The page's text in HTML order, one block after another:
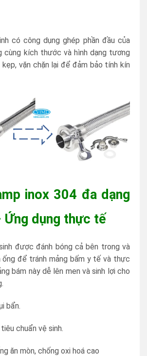
có công dụng ghép phần đầu của
cùng kích thước và hình dạng tương
vặn chặn lại để đảm bảo tính kín
inox 304 đa dạng
Ứng dụng thực tế
được đánh bóng cả bên trong và
ống để tránh mảng bấm y tế và thực
bám này dễ lên men và sinh lợi cho
bẩn.
chuẩn vệ sinh.
ăn mòn, chống oxi hoá cao